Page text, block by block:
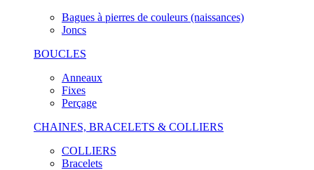
Bagues à pierres de couleurs (naissances)
Joncs
BOUCLES
Anneaux
Fixes
Perçage
CHAINES, BRACELETS & COLLIERS
COLLIERS
Bracelets